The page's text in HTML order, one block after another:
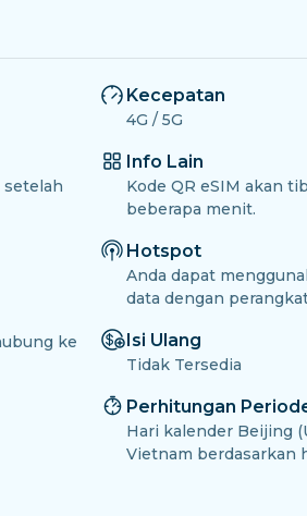
setelah
ke
Kecepatan
4G / 5G
Info Lain
Kode QR eSIM akan
beberapa menit.
Hotspot
Anda dapat
data dengan
Isi Ulang
Tidak Tersedia
Perhitungan
Hari kalender Beijing
Vietnam berdasarkan